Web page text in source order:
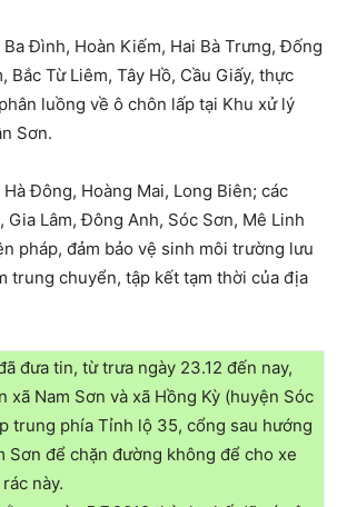
Đình, Hoàn Kiếm, Hai Bà Trưng, Đống
Bắc Từ Liêm, Tây Hồ, Cầu Giấy, thực
luồng về ô chôn lấp tại Khu xử lý
Sơn.
Đông, Hoàng Mai, Long Biên; các
Gia Lâm, Đông Anh, Sóc Sơn, Mê Linh
pháp, đảm bảo vệ sinh môi trường lưu
trung chuyển, tập kết tạm thời của địa
đưa tin, từ trưa ngày 23.12 đến nay,
xã Nam Sơn và xã Hồng Kỳ (huyện Sóc
trung phía Tỉnh lộ 35, cổng sau hướng
Sơn để chặn đường không để cho xe
này.